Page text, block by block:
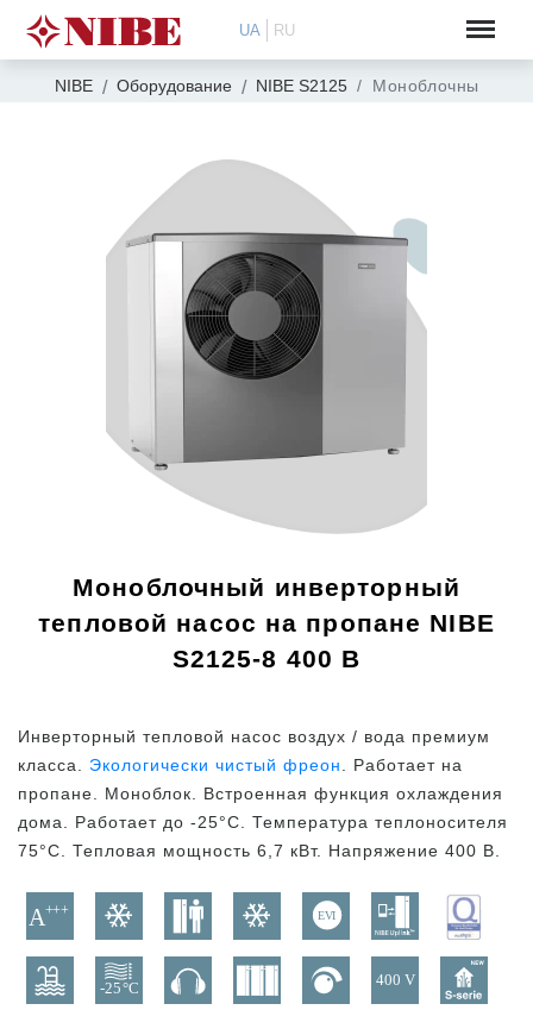
UA RU
NIBE Оборудование NIBE S2125 Моноблочный
Моноблочный инверторный
тепловой насос на пропане NIBE
S2125-8 400 В
Инверторный тепловой насос воздух / вода премиум
класса. Экологически чистый фреон
. Работает на
пропане. Моноблок. Встроенная функция охлаждения
дома. Работает до -25°C. Температура теплоносителя
75°C. Тепловая мощность 6,7 кВт. Напряжение 400 В.